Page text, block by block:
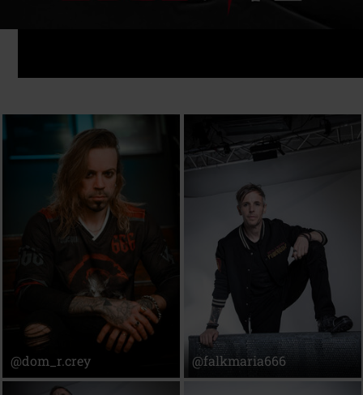
Alternatywna.
@dom_r.crey @falkmaria666